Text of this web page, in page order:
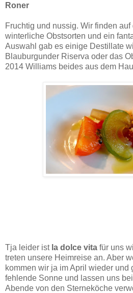
Roner
Fruchtig und nussig. Wir finden
winterliche Obstsorten und ein
Auswahl gab es einige Destillate
Blauburgunder Riserva oder das
2014 Williams beides aus dem
Tja leider ist la dolce vita für uns
treten unsere Heimreise an. Aber
kommen wir ja im April wieder
fehlende Sonne und lassen uns bei
Abende von den Sterneköche